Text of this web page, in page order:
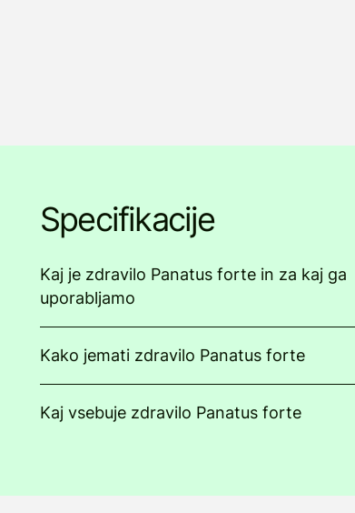
Specifikacije
Kaj je zdravilo Panatus forte in za kaj ga
uporabljamo
Kako jemati zdravilo Panatus forte
Kaj vsebuje zdravilo Panatus forte